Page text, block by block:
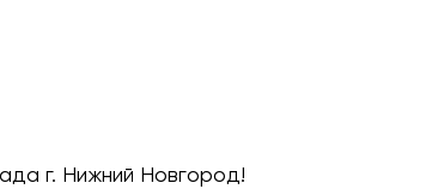
г. Нижний Новгород!